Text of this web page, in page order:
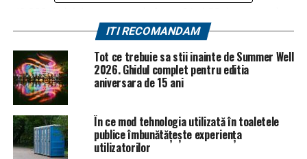
acelaşi tip de credite de până la 35.000 de lei.
Dacă cel care apelează la acest instrument de creditare
este angajat, poate solicita încă 20.000 de lei.
Anii de studiu vor reprezenta perioada de graţie pentru
acest tip de finanţare.
Sumele pot fi folosite pentru îmbunătăţirea pregătirii
ITI RECOMANDAM
Tot ce trebuie sa stii inainte de Summer Well
2026. Ghidul complet pentru editia
aniversara de 15 ani
În ce mod tehnologia utilizată în toaletele
publice îmbunătățește experiența
utilizatorilor